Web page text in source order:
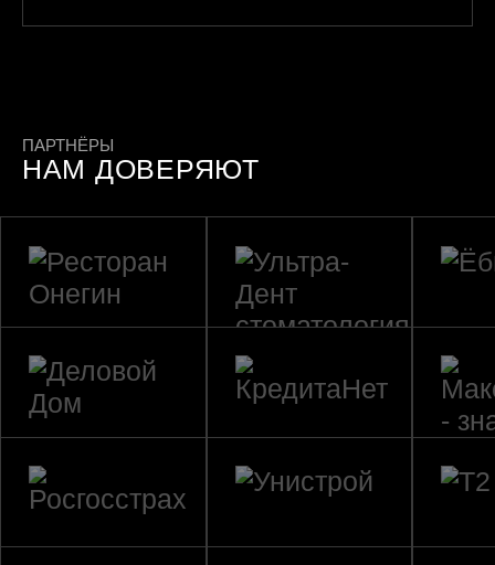
ПАРТНЁРЫ
НАМ ДОВЕРЯЮТ